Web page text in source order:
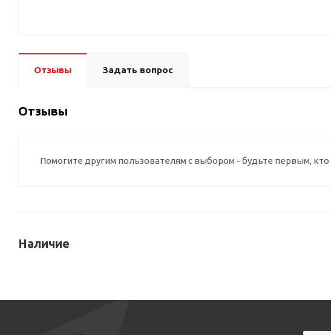
Отзывы Задать вопрос
Отзывы
Помогите другим пользователям с выбором - будьте первым,
Наличие